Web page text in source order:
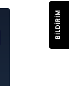
BILDIRIM